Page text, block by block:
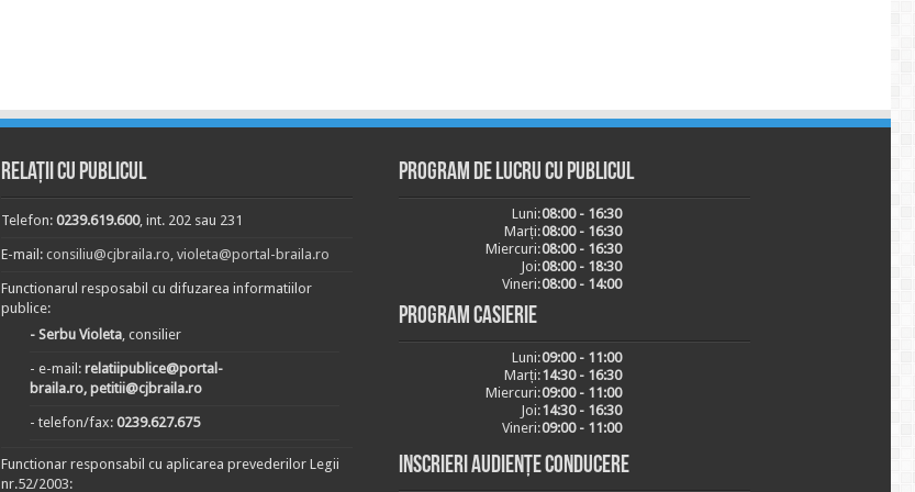
Relații cu publicul
Telefon: 0239.619.600, int. 202 sau 231
E-mail: consiliu@cjbraila.ro, violeta@portal-braila.ro
Functionarul resposabil cu difuzarea informatiilor
publice:
- Serbu Violeta, consilier
- e-mail: relatiipublice@portal-
braila.ro, petitii@cjbraila.ro
- telefon/fax: 0239.627.675
Functionar responsabil cu aplicarea prevederilor Legii
nr.52/2003:
Program de lucru cu publicul
Luni:08:00 - 16:30
Marți:08:00 - 16:30
Miercuri:08:00 - 16:30
Joi:08:00 - 18:30
Vineri:08:00 - 14:00
Program casierie
Luni:09:00 - 11:00
Marți:14:30 - 16:30
Miercuri:09:00 - 11:00
Joi:14:30 - 16:30
Vineri:09:00 - 11:00
Inscrieri audiențe conducere